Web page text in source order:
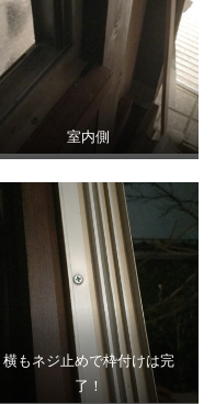
室内側
横もネジ止めで枠付けは完
了！